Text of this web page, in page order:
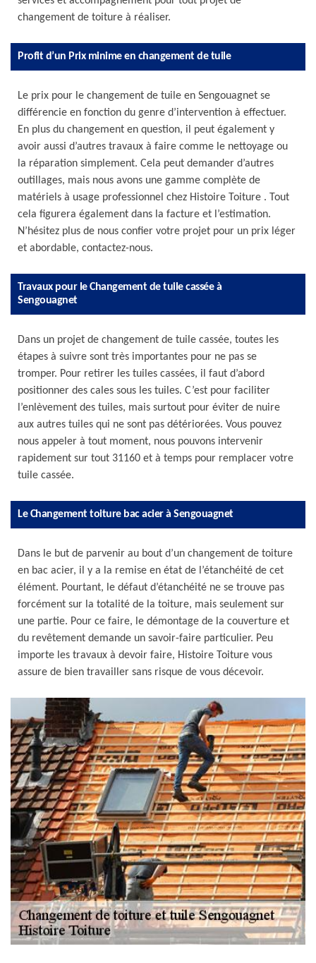
changement de toiture à réaliser.
Profit d’un Prix minime en changement de tuile
Le prix pour le changement de tuile en Sengouagnet se
différencie en fonction du genre d’intervention à effectuer.
En plus du changement en question, il peut également y
avoir aussi d’autres travaux à faire comme le nettoyage ou
la réparation simplement. Cela peut demander d’autres
outillages, mais nous avons une gamme complète de
matériels à usage professionnel chez Histoire Toiture . Tout
cela figurera également dans la facture et l’estimation.
N’hésitez plus de nous confier votre projet pour un prix léger
et abordable, contactez-nous.
Travaux pour le Changement de tuile cassée à
Sengouagnet
Dans un projet de changement de tuile cassée, toutes les
étapes à suivre sont très importantes pour ne pas se
tromper. Pour retirer les tuiles cassées, il faut d’abord
positionner des cales sous les tuiles. C’est pour faciliter
l’enlèvement des tuiles, mais surtout pour éviter de nuire
aux autres tuiles qui ne sont pas détériorées. Vous pouvez
nous appeler à tout moment, nous pouvons intervenir
rapidement sur tout 31160 et à temps pour remplacer votre
tuile cassée.
Le Changement toiture bac acier à Sengouagnet
Dans le but de parvenir au bout d’un changement de toiture
en bac acier, il y a la remise en état de l’étanchéité de cet
élément. Pourtant, le défaut d’étanchéité ne se trouve pas
forcément sur la totalité de la toiture, mais seulement sur
une partie. Pour ce faire, le démontage de la couverture et
du revêtement demande un savoir-faire particulier. Peu
importe les travaux à devoir faire, Histoire Toiture vous
assure de bien travailler sans risque de vous décevoir.